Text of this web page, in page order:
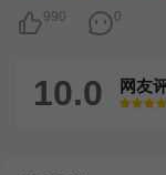
990 0
10.0 网友
很差
较差还行推荐力荐